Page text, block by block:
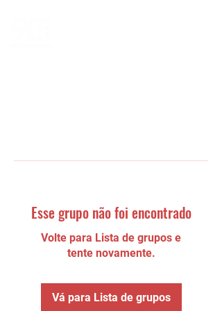
Esse grupo não foi encontrado
Volte para Lista de grupos e
tente novamente.
Vá para Lista de grupos